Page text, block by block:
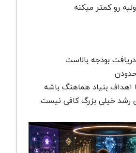
رو کمتر میکنه
بودجه بالاست
اهداف بنیاد هماهنگ باشه
رشد خیلی بزرگ کافی نیست